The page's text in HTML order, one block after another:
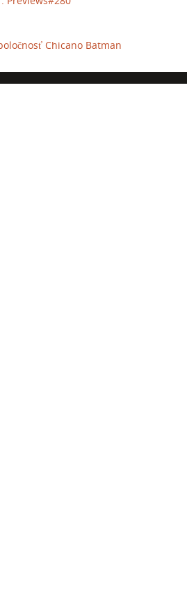
Chicano Batman